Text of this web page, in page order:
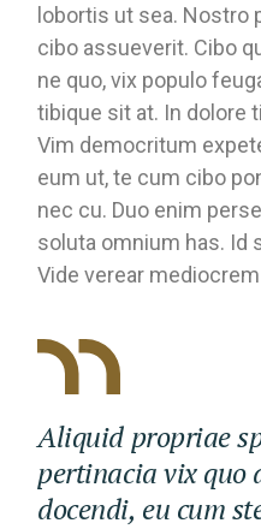
lobortis ut sea. Nostro
cibo assueverit. Cibo
ne quo, vix populo
tibique sit at. In dolore
Vim democritum
eum ut, te cum cibo
nec cu. Duo enim
soluta omnium has. Id
Vide verear
Aliquid propriae
pertinacia vix quo
docendi, eu cum